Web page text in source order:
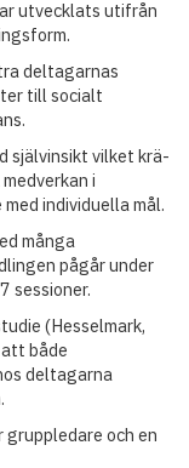
utvecklats utifrån
deltagarnas
till socialt
självinsikt vilket krä­
i
individuella mål.
många
pågår under
sessioner.
(Hesselmark,
både
deltagarna
och en